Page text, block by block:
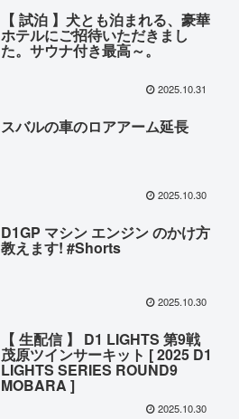
【 試泊 】犬とも泊まれる、豪華
ホテルにご招待いただきまし
た。サウナ付き最高～。
2025.10.31
スバルの車のロアアーム延長
2025.10.30
D1GP マシン エンジン のかけ方
教えます! #Shorts
2025.10.30
【 生配信 】 D1 LIGHTS 第9戦
茂原ツインサーキット [ 2025 D1
LIGHTS SERIES ROUND9
MOBARA ]
2025.10.30